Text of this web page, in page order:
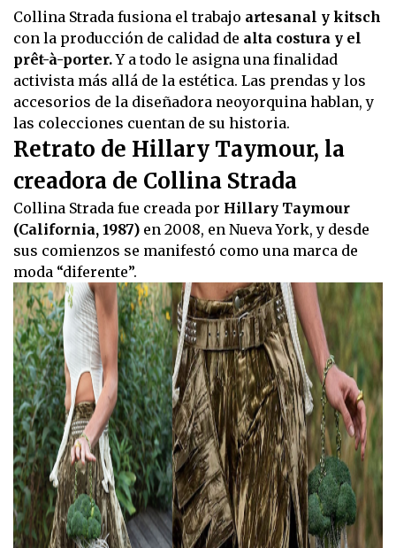
Collina Strada fusiona el trabajo artesanal y kitsch
con la producción de calidad de alta costura y el
prêt-à-porter.Y a todo le asigna una finalidad
activista más allá de la estética. Las prendas y los
accesorios de la diseñadora neoyorquina hablan, y
las colecciones cuentan de su historia.
Retrato de Hillary Taymour, la
creadora de Collina Strada
Collina Strada fue creada por Hillary Taymour
(California, 1987) en 2008, en Nueva York, y desde
sus comienzos se manifestó como una marca de
moda “diferente”.